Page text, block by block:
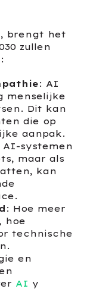
brengt het
zullen
: AI
menselijke
Dit kan
die op
aanpak.
AI-systemen
maar als
kan
: Hoe meer
hoe
technische
en
AI y